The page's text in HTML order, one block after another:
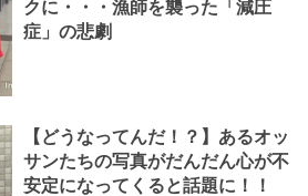
クに・・・漁師を襲った「減圧
症」の悲劇
【どうなってんだ！？】あるオッ
サンたちの写真がだんだん心が不
安定になってくると話題に！！